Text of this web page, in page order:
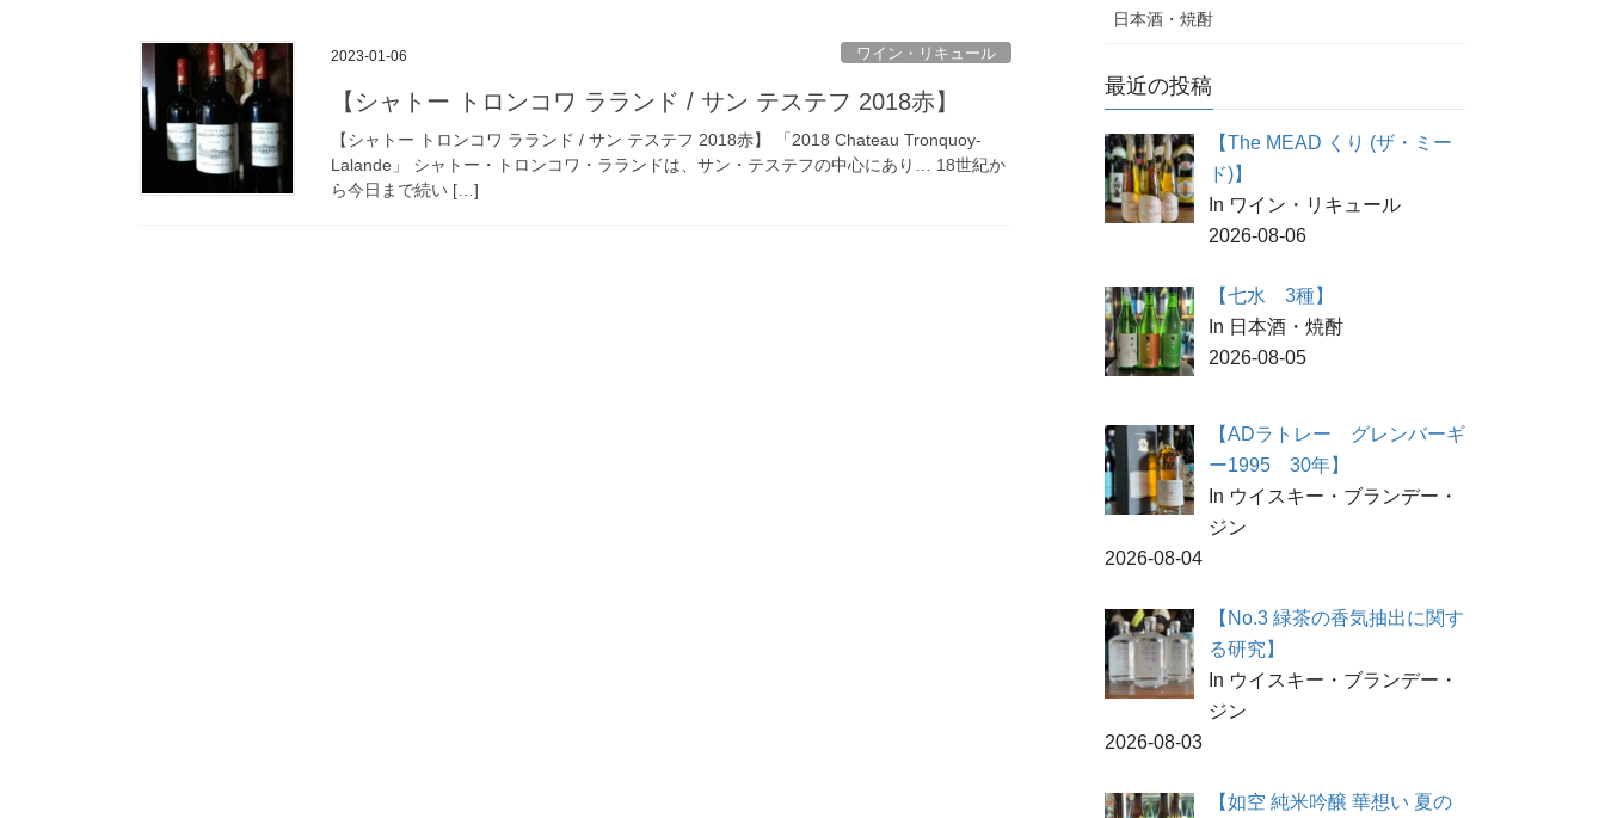
2023-01-06 ワイン・リキュール
【シャトー トロンコワ ラランド / サン テステフ 2018赤】
【シャトー トロンコワ ラランド / サン テステフ 2018赤】 「2018 Chateau Tronquoy-
Lalande」 シャトー・トロンコワ・ラランドは、サン・テステフの中心にあり… 18世紀か
ら今日まで続い […]
日本酒・焼酎
最近の投稿
【The MEAD くり (ザ・ミー
ド)】
In ワイン・リキュール
2026-08-06
【七水 3種】
In 日本酒・焼酎
2026-08-05
【ADラトレー グレンバーギ
ー1995 30年】
In ウイスキー・ブランデー・
ジン
2026-08-04
【No.3 緑茶の香気抽出に関す
る研究】
In ウイスキー・ブランデー・
ジン
2026-08-03
【如空 純米吟醸 華想い 夏の